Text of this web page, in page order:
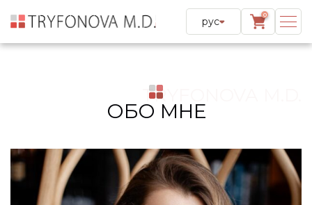
рус
0
ОБО МНЕ
TRYFONOVA M.D.